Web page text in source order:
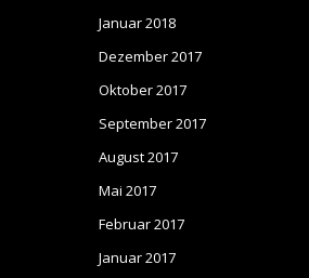
Januar 2018
Dezember 2017
Oktober 2017
September 2017
August 2017
Mai 2017
Februar 2017
Januar 2017